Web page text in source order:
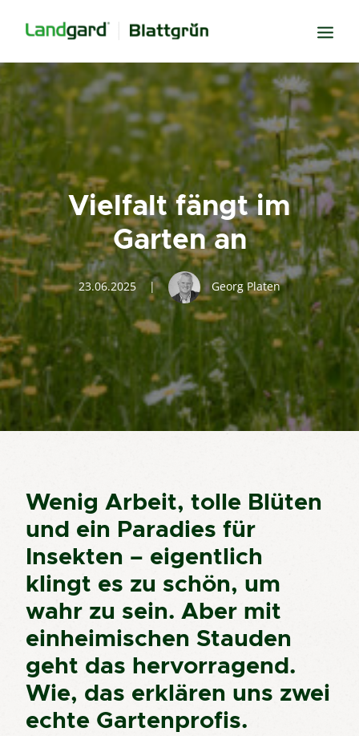
Neugier
Inspiration
Verbundenheit
Transparenz
Freude
Erfolg
Miteinander
Wissen
Suche
Vielfalt fängt im
Garten an
23.06.2025 | Georg Platen
Wenig Arbeit, tolle Blüten
und ein Paradies für
Insekten – eigentlich
klingt es zu schön, um
wahr zu sein. Aber mit
einheimischen Stauden
geht das hervorragend.
Wie, das erklären uns zwei
echte Gartenprofis.